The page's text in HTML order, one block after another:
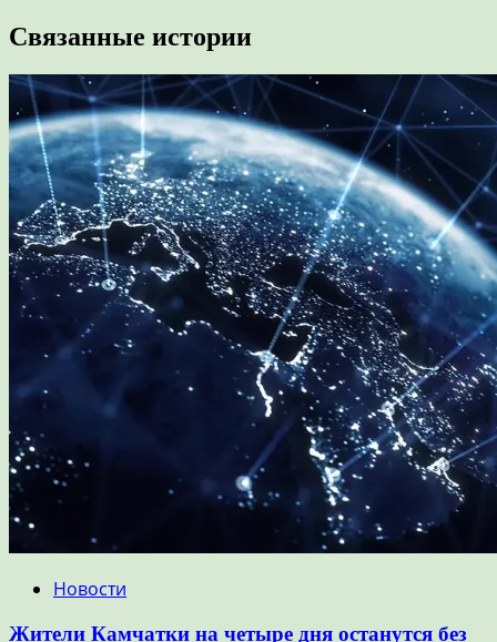
Связанные истории
Новости
Жители Камчатки на четыре дня останутся без